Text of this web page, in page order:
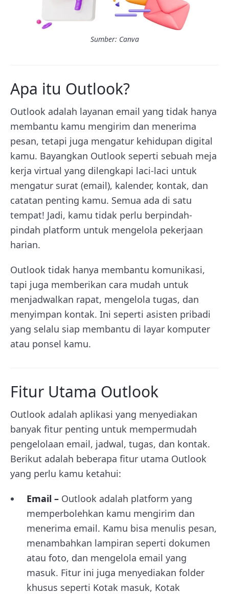
Sumber: Canva
Apa itu Outlook?
Outlook adalah layanan email yang tidak hanya
membantu kamu mengirim dan menerima
pesan, tetapi juga mengatur kehidupan digital
kamu. Bayangkan Outlook seperti sebuah meja
kerja virtual yang dilengkapi laci-laci untuk
mengatur surat (email), kalender, kontak, dan
catatan penting kamu. Semua ada di satu
tempat! Jadi, kamu tidak perlu berpindah-
pindah platform untuk mengelola pekerjaan
harian.
Outlook tidak hanya membantu komunikasi,
tapi juga memberikan cara mudah untuk
menjadwalkan rapat, mengelola tugas, dan
menyimpan kontak. Ini seperti asisten pribadi
yang selalu siap membantu di layar komputer
atau ponsel kamu.
Fitur Utama Outlook
Outlook adalah aplikasi yang menyediakan
banyak fitur penting untuk mempermudah
pengelolaan email, jadwal, tugas, dan kontak.
Berikut adalah beberapa fitur utama Outlook
yang perlu kamu ketahui:
Email – Outlook adalah platform yang
memperbolehkan kamu mengirim dan
menerima email. Kamu bisa menulis pesan,
menambahkan lampiran seperti dokumen
atau foto, dan mengelola email yang
masuk. Fitur ini juga menyediakan folder
khusus seperti Kotak masuk, Kotak